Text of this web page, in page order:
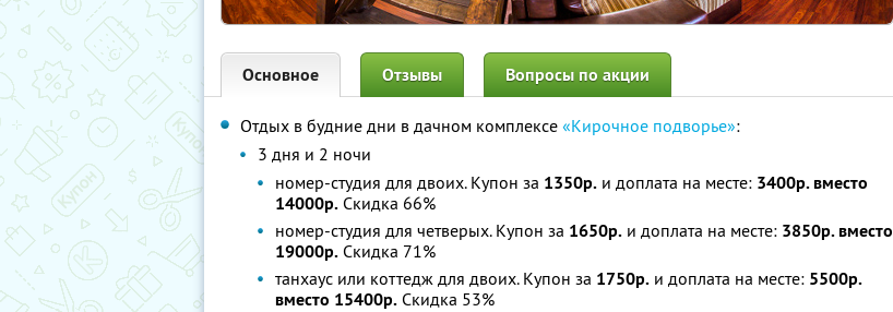
Основное Отзывы Вопросы по акции
Отдых в будние дни в дачном комплексе «Кирочное подворье»:
3 дня и 2 ночи
номер-студия для двоих. Купон за 1350р. и доплата на месте: 3400р. вместо
14000р. Скидка 66%
номер-студия для четверых. Купон за 1650р. и доплата на месте: 3850р. вместо
19000р. Скидка 71%
танхаус или коттедж для двоих. Купон за 1750р. и доплата на месте: 5500р.
вместо 15400р. Скидка 53%